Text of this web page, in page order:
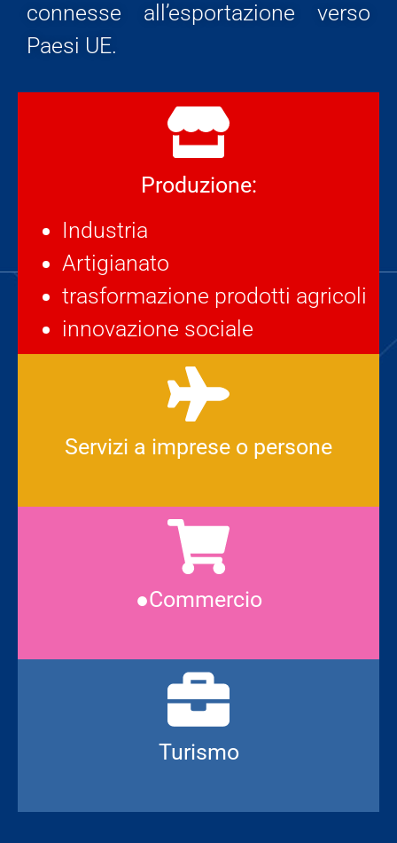
Produzione:
Industria
Artigianato
trasformazione prodotti agricoli
innovazione sociale
Servizi a imprese o persone
●Commercio
Turismo
connesse all’esportazione verso
Paesi UE.